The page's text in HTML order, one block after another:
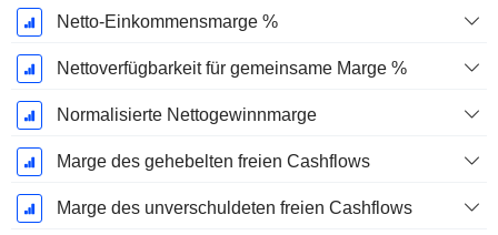
Netto-Einkommensmarge %
Nettoverfügbarkeit für gemeinsame Marge %
Normalisierte Nettogewinnmarge
Marge des gehebelten freien Cashflows
Marge des unverschuldeten freien Cashflows